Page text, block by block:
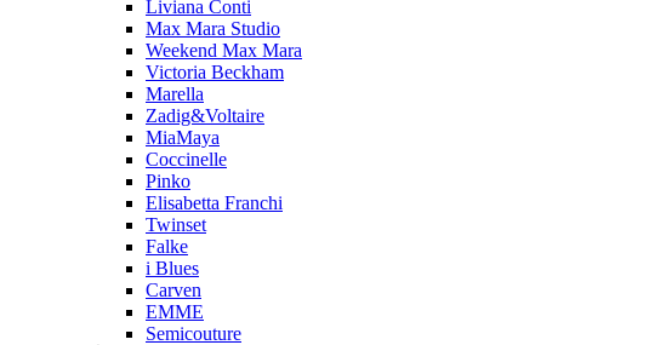
Liviana Conti
Max Mara Studio
Weekend Max Mara
Victoria Beckham
Marella
Zadig&Voltaire
MiaMaya
Coccinelle
Pinko
Elisabetta Franchi
Twinset
Falke
i Blues
Carven
EMME
Semicouture